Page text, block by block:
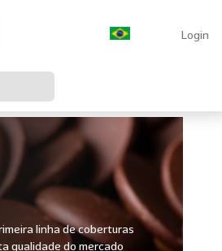
Login
linha de coberturas
qualidade do mercado